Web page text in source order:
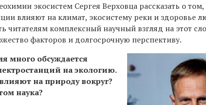
экосистем Сергея Верховца рассказать о
влияют на климат, экосистему реки и здоровье
читателям комплексный научный взгляд на этот
факторов и долгосрочную перспективу.
много обсуждается
на экологию.
на природу вокруг?
наука?